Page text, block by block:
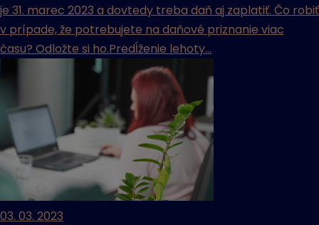
je 31. marec 2023 a dovtedy treba daň aj zaplatiť. Čo robiť
v prípade, že potrebujete na daňové priznanie viac
času? Odložte si ho.Predĺženie lehoty...
03. 03. 2023